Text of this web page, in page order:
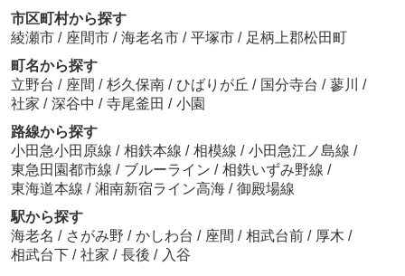
市区町村から探す
綾瀬市 / 座間市 / 海老名市 / 平塚市 / 足柄上郡松田町
町名から探す
立野台 / 座間 / 杉久保南 / ひばりが丘 / 国分寺台 / 蓼川 /
社家 / 深谷中 / 寺尾釜田 / 小園
路線から探す
小田急小田原線 / 相鉄本線 / 相模線 / 小田急江ノ島線 /
東急田園都市線 / ブルーライン / 相鉄いずみ野線 /
東海道本線 / 湘南新宿ライン高海 / 御殿場線
駅から探す
海老名 / さがみ野 / かしわ台 / 座間 / 相武台前 / 厚木 /
相武台下 / 社家 / 長後 / 入谷